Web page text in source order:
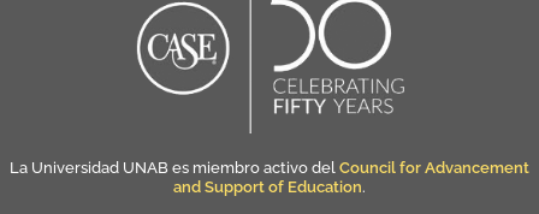
La Universidad UNAB es miembro activo del Council for Advancement
and Support of Education.